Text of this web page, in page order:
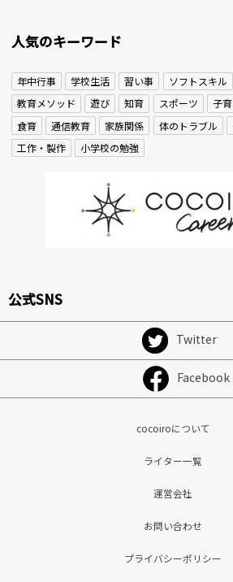
人気のキーワード
年中行事 学校生活 習い事 ソフトスキル
教育メソッド
遊び 知育 スポーツ 子
食育
通信教育 家族関係 体のトラブル
工作・製作
小学校の勉強
公式SNS
Twitter
Facebook
cocoiroについて
ライター一覧
運営会社
お問い合わせ
プライバシーポリシー